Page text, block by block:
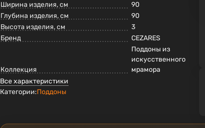
Ширина изделия, см
90
Глубина изделия, см
90
Высота изделия, см
3
Бренд
CEZARES
Коллекция
Поддоны из
искусственного
мрамора
Все характеристики
Категории:Поддоны